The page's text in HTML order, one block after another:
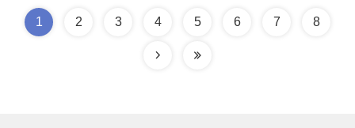
1 2 3 4 5 6 7 8